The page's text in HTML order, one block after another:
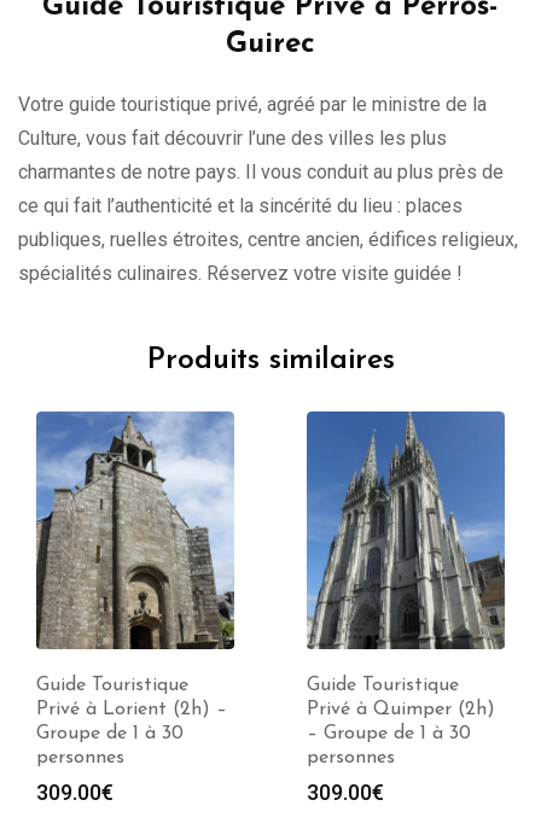
Guide Touristique Privé à Perros-
Guirec
Votre guide touristique privé, agréé par le ministre de la
Culture, vous fait découvrir l’une des villes les plus
charmantes de notre pays. Il vous conduit au plus près de
ce qui fait l’authenticité et la sincérité du lieu : places
publiques, ruelles étroites, centre ancien, édifices religieux,
spécialités culinaires. Réservez votre visite guidée !
Produits similaires
Guide Touristique
Privé à Quimper (2h)
– Groupe de 1 à 30
personnes
309.00€
Guide Touristique
Privé à Rennes (2h) –
Groupe de 1 à 30
personnes
309.00€